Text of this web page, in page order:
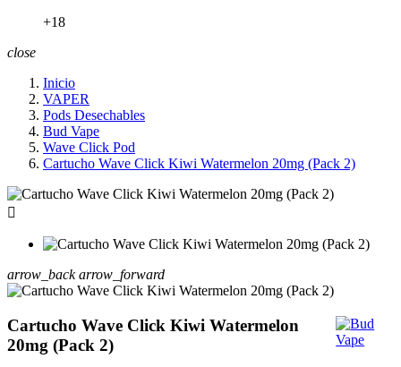
+18
close
Inicio
VAPER
Pods Desechables
Bud Vape
Wave Click Pod
Cartucho Wave Click Kiwi Watermelon 20mg (Pack 2)

arrow_back arrow_forward
Cartucho Wave Click Kiwi Watermelon
20mg (Pack 2)